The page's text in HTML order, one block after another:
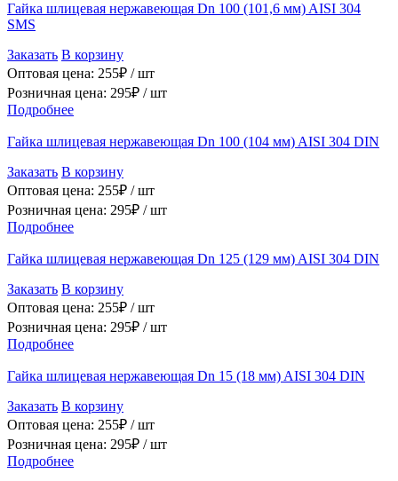
Гайка шлицевая нержавеющая Dn 100 (101,6 мм) AISI 304
SMS
Заказать В корзину
Оптовая цена: 255₽ /шт
Розничная цена: 295₽ /шт
Подробнее
Гайка шлицевая нержавеющая Dn 100 (104 мм) AISI 304 DIN
Заказать В корзину
Оптовая цена: 255₽ /шт
Розничная цена: 295₽ /шт
Подробнее
Гайка шлицевая нержавеющая Dn 125 (129 мм) AISI 304 DIN
Заказать В корзину
Оптовая цена: 255₽ /шт
Розничная цена: 295₽ /шт
Подробнее
Гайка шлицевая нержавеющая Dn 15 (18 мм) AISI 304 DIN
Заказать В корзину
Оптовая цена: 255₽ /шт
Розничная цена: 295₽ /шт
Подробнее